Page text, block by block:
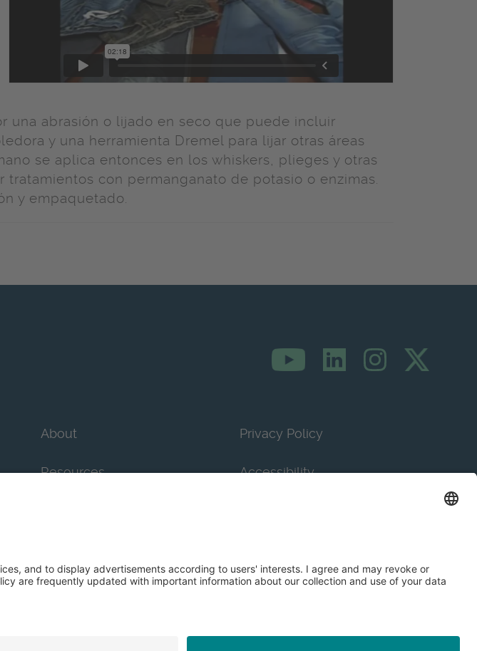
una abrasión o lijado en seco que puede incluir
y una herramienta Dremel para lijar otras áreas
se aplica entonces en los whiskers, plieges y otras
con permanganato de potasio o enzimas.
y empaquetado.
About
Resources
Privacy Policy
Accessibility